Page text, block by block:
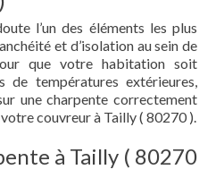
l’un des éléments les plus
et d’isolation au sein de
que votre habitation soit
de températures extérieures,
une charpente correctement
couvreur à Tailly ( 80270 ).
à Tailly ( 80270